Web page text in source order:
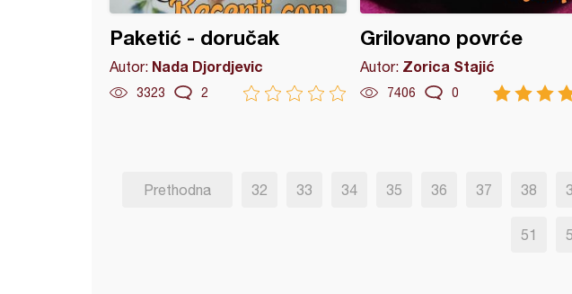
Paketić - doručak
Autor: Nada Djordjevic
3323 2
Grilovano povrće
Autor: Zorica Stajić
7406 0
Prethodna 32 33 34 35 36 37 38
51